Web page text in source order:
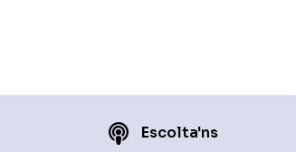
Escolta'ns